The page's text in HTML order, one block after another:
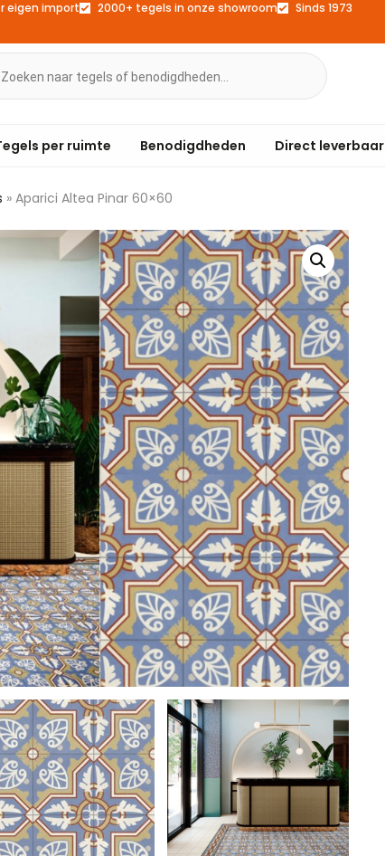
eigen import 2000+ tegels in onze showroom Sinds 1973
per ruimte Benodigdheden Direct leverbaar
» Aparici Altea Pinar 60×60